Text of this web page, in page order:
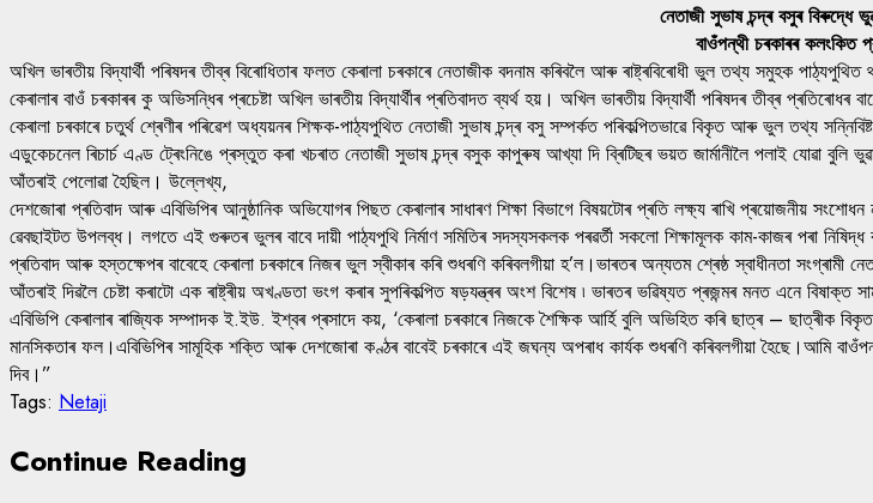
নেতাজী সুভাষ চন্দ্ৰ বসুৰ বিৰুদ্ধে
বাওঁপন্থী চৰকাৰৰ কলংকিত
অখিল ভাৰতীয় বিদ্যাৰ্থী পৰিষদৰ তীব্ৰ বিৰোধিতাৰ ফলত কেৰালা চৰকাৰে নেতাজীক বদনাম কৰিবলৈ আৰু ৰাষ্ট্ৰবিৰোধী ভুল তথ্য সমুহক
কেৰালাৰ বাওঁ চৰকাৰৰ কু অভিসন্ধিৰ প্ৰচেষ্টা অখিল ভাৰতীয় বিদ্যাৰ্থীৰ প্ৰতিবাদত ব্যৰ্থ হয়। অখিল ভাৰতীয় বিদ্যাৰ্থী পৰিষদৰ তীব্ৰ
কেৰালা চৰকাৰে চতুৰ্থ শ্ৰেণীৰ পৰিৱেশ অধ্যয়নৰ শিক্ষক-পাঠ্যপুথিত নেতাজী সুভাষ চন্দ্ৰ বসু সম্পৰ্কত পৰিকল্পিতভাৱে বিকৃত আৰু ভুল তথ্য
এডুকেচনেল ৰিচাৰ্চ এণ্ড ট্ৰেংনিঙে প্ৰস্তুত কৰা খচৰাত নেতাজী সুভাষ চন্দ্ৰ বসুক কাপুৰুষ আখ্যা দি ব্ৰিটিছৰ ভয়ত জাৰ্মানীলৈ পলাই যোৱা
আঁতৰাই পেলোৱা হৈছিল। উল্লেখ্য,
দেশজোৰা প্ৰতিবাদ আৰু এবিভিপিৰ আনুষ্ঠানিক অভিযোগৰ পিছত কেৰালাৰ সাধাৰণ শিক্ষা বিভাগে বিষয়টোৰ প্ৰতি লক্ষ্য ৰাখি প্ৰয়োজনীয়
ৱেবছাইটত উপলব্ধ। লগতে এই গুৰুতৰ ভুলৰ বাবে দায়ী পাঠ্যপুথি নিৰ্মাণ সমিতিৰ সদস্যসকলক পৰৱৰ্তী সকলো শিক্ষামূলক কাম-কাজৰ পৰা নিষিদ্ধ
প্ৰতিবাদ আৰু হস্তক্ষেপৰ বাবেহে কেৰালা চৰকাৰে নিজৰ ভুল স্বীকাৰ কৰি শুধৰণি কৰিবলগীয়া হ’ল।ভাৰতৰ অন্যতম শ্ৰেষ্ঠ স্বাধীনতা
আঁতৰাই দিৱলৈ চেষ্টা কৰাটো এক ৰাষ্ট্ৰীয় অখণ্ডতা ভংগ কৰাৰ সুপৰিকল্পিত ষড়যন্ত্ৰৰ অংশ বিশেষ ৷ ভাৰতৰ ভৱিষ্যত প্ৰজন্মৰ মনত এনে বিষাক্ত
এবিভিপি কেৰালাৰ ৰাজ্যিক সম্পাদক ই.ইউ. ইশ্বৰ প্ৰসাদে কয়, ‘কেৰালা চৰকাৰে নিজকে শৈক্ষিক আৰ্হি বুলি অভিহিত কৰি ছাত্ৰ – ছাত্ৰীক
মানসিকতাৰ ফল।এবিভিপিৰ সামূহিক শক্তি আৰু দেশজোৰা কণ্ঠৰ বাবেই চৰকাৰে এই জঘন্য অপৰাধ কাৰ্যক শুধৰণি কৰিবলগীয়া হৈছে।আমি
দিব।”
Tags: Netaji
Continue Reading